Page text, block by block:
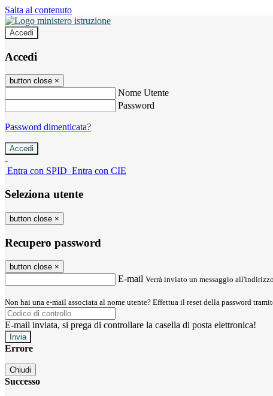
Salta al contenuto
Accedi
Accedi
button close ×
Nome Utente
Password
Password dimenticata?
-
Entra con SPID Entra con CIE
Seleziona utente
button close ×
Recupero password
button close ×
E-mail Verrà inviato un messaggio
Non hai una e-mail associata al nome utente? Effettua il reset della password
E-mail inviata, si prega di controllare la casella di posta elettronica!
Errore
Chiudi
Successo